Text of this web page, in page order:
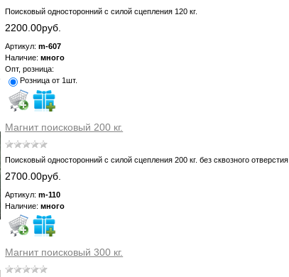
Поисковый односторонний с силой сцепления 120 кг.
2200.00руб.
Артикул: m-607
Наличие: много
Опт, розница:
Розница от 1шт.
Магнит поисковый 200 кг.
Поисковый односторонний с силой сцепления 200 кг. без сквозного отверстия
2700.00руб.
Артикул: m-110
Наличие: много
Магнит поисковый 300 кг.